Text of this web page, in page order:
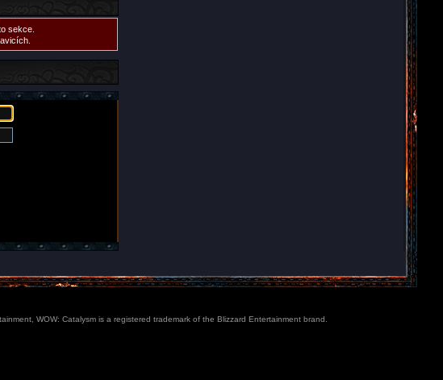
sekce.
WOW: Catalysm is a registered trademark of the Blizzard Entertainment brand.